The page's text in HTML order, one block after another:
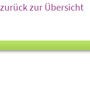
zurück zur Übersicht